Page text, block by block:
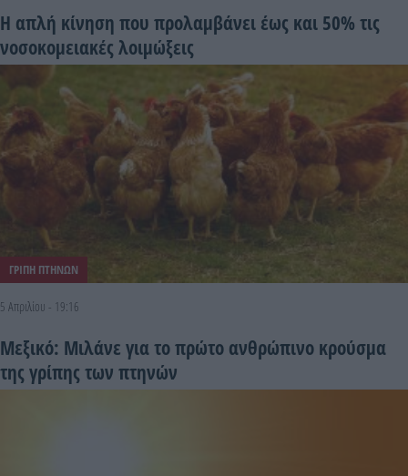
Η απλή κίνηση που προλαμβάνει έως και 50% τις
νοσοκομειακές λοιμώξεις
ΓΡΙΠΗ ΠΤΗΝΩΝ
5 Απριλίου - 19:16
Μεξικό: Μιλάνε για το πρώτο ανθρώπινο κρούσμα
της γρίπης των πτηνών